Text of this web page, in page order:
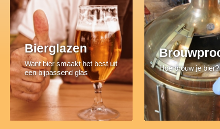
Bierglazen
Want bier smaakt het best uit
een bijpassend glas
Hoe brouw je bier?